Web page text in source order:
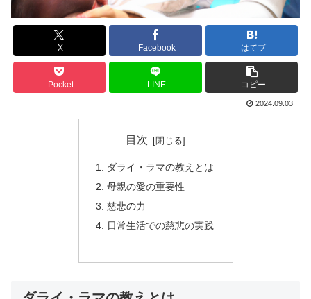
X Facebook はてブ
Pocket LINE コピー
2024.09.03
目次
ダライ・ラマの教えとは
母親の愛の重要性
慈悲の力
日常生活での慈悲の実践